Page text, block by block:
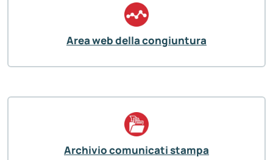
Area web della congiuntura
Archivio comunicati stampa